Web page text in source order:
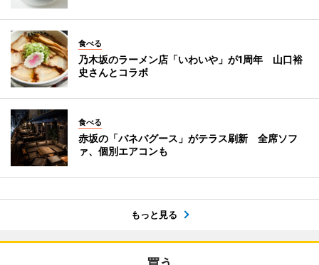
食べる
乃木坂のラーメン店「いわいや」が1周年 山口裕
史さんとコラボ
食べる
赤坂の「バネバグース」がテラス刷新 全席ソフ
ァ、個別エアコンも
もっと見る